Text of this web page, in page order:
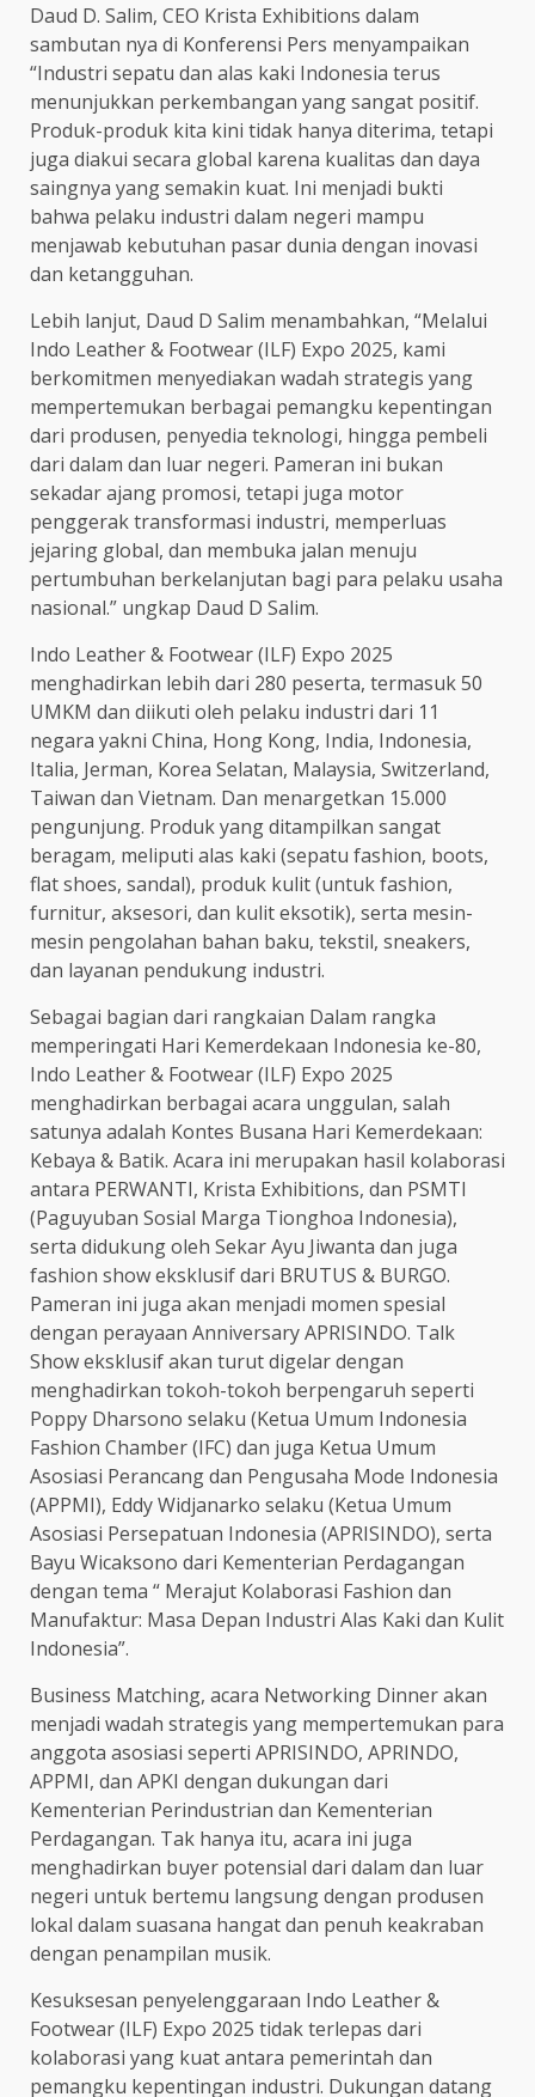
Daud D. Salim, CEO Krista Exhibitions dalam
sambutan nya di Konferensi Pers menyampaikan
“Industri sepatu dan alas kaki Indonesia terus
menunjukkan perkembangan yang sangat positif.
Produk-produk kita kini tidak hanya diterima, tetapi
juga diakui secara global karena kualitas dan daya
saingnya yang semakin kuat. Ini menjadi bukti
bahwa pelaku industri dalam negeri mampu
menjawab kebutuhan pasar dunia dengan inovasi
dan ketangguhan.
Lebih lanjut, Daud D Salim menambahkan, “Melalui
Indo Leather & Footwear (ILF) Expo 2025, kami
berkomitmen menyediakan wadah strategis yang
mempertemukan berbagai pemangku kepentingan
dari produsen, penyedia teknologi, hingga pembeli
dari dalam dan luar negeri. Pameran ini bukan
sekadar ajang promosi, tetapi juga motor
penggerak transformasi industri, memperluas
jejaring global, dan membuka jalan menuju
pertumbuhan berkelanjutan bagi para pelaku usaha
nasional.” ungkap Daud D Salim.
Indo Leather & Footwear (ILF) Expo 2025
menghadirkan lebih dari 280 peserta, termasuk 50
UMKM dan diikuti oleh pelaku industri dari 11
negara yakni China, Hong Kong, India, Indonesia,
Italia, Jerman, Korea Selatan, Malaysia, Switzerland,
Taiwan dan Vietnam. Dan menargetkan 15.000
pengunjung. Produk yang ditampilkan sangat
beragam, meliputi alas kaki (sepatu fashion, boots,
flat shoes, sandal), produk kulit (untuk fashion,
furnitur, aksesori, dan kulit eksotik), serta mesin-
mesin pengolahan bahan baku, tekstil, sneakers,
dan layanan pendukung industri.
Sebagai bagian dari rangkaian Dalam rangka
memperingati Hari Kemerdekaan Indonesia ke-80,
Indo Leather & Footwear (ILF) Expo 2025
menghadirkan berbagai acara unggulan, salah
satunya adalah Kontes Busana Hari Kemerdekaan:
Kebaya & Batik. Acara ini merupakan hasil kolaborasi
antara PERWANTI, Krista Exhibitions, dan PSMTI
(Paguyuban Sosial Marga Tionghoa Indonesia),
serta didukung oleh Sekar Ayu Jiwanta dan juga
fashion show eksklusif dari BRUTUS & BURGO.
Pameran ini juga akan menjadi momen spesial
dengan perayaan Anniversary APRISINDO. Talk
Show eksklusif akan turut digelar dengan
menghadirkan tokoh-tokoh berpengaruh seperti
Poppy Dharsono selaku (Ketua Umum Indonesia
Fashion Chamber (IFC) dan juga Ketua Umum
Asosiasi Perancang dan Pengusaha Mode Indonesia
(APPMI), Eddy Widjanarko selaku (Ketua Umum
Asosiasi Persepatuan Indonesia (APRISINDO), serta
Bayu Wicaksono dari Kementerian Perdagangan
dengan tema “ Merajut Kolaborasi Fashion dan
Manufaktur: Masa Depan Industri Alas Kaki dan Kulit
Indonesia”.
Business Matching, acara Networking Dinner akan
menjadi wadah strategis yang mempertemukan para
anggota asosiasi seperti APRISINDO, APRINDO,
APPMI, dan APKI dengan dukungan dari
Kementerian Perindustrian dan Kementerian
Perdagangan. Tak hanya itu, acara ini juga
menghadirkan buyer potensial dari dalam dan luar
negeri untuk bertemu langsung dengan produsen
lokal dalam suasana hangat dan penuh keakraban
dengan penampilan musik.
Kesuksesan penyelenggaraan Indo Leather &
Footwear (ILF) Expo 2025 tidak terlepas dari
kolaborasi yang kuat antara pemerintah dan
pemangku kepentingan industri. Dukungan datang